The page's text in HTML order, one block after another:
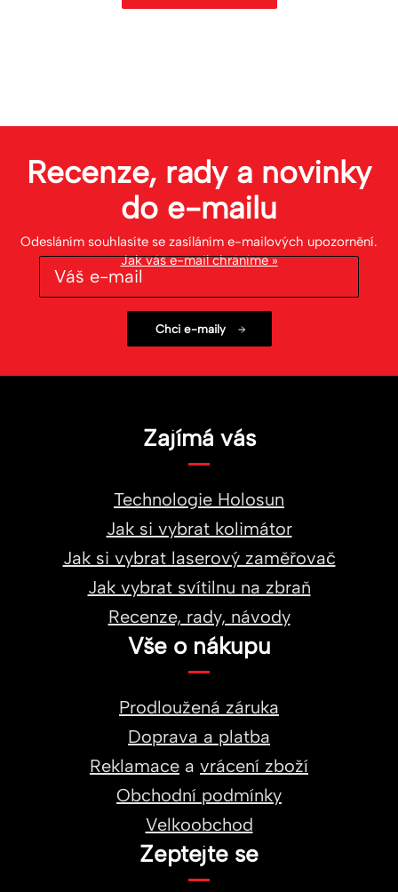
Recenze, rady a novinky
do e-mailu
Odesláním souhlasíte se zasíláním e-mailových upozornění.
Jak váš e-mail chráníme »
Zajímá vás
Technologie Holosun
Jak si vybrat kolimátor
Jak si vybrat laserový zaměřovač
Jak vybrat svítilnu na zbraň
Recenze, rady, návody
Vše o nákupu
Prodloužená záruka
Doprava a platba
Reklamace a vrácení zboží
Obchodní podmínky
Velkoobchod
Zeptejte se